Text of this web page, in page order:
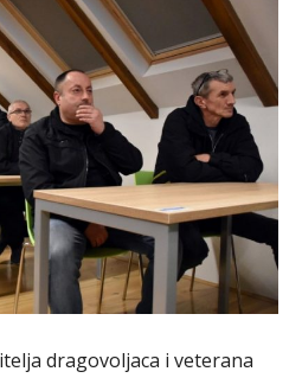
dragovoljaca i veterana